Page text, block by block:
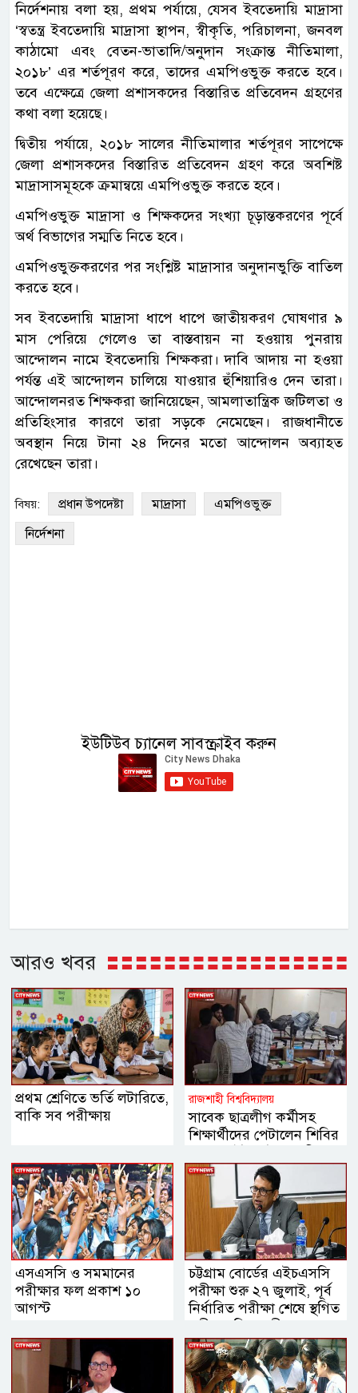
নির্দেশনায় বলা হয়, প্রথম পর্যায়ে, যেসব ইবতেদায়ি মাদ্রাসা
‌‘স্বতন্ত্র ইবতেদায়ি মাদ্রাসা স্থাপন, স্বীকৃতি, পরিচালনা, জনবল
কাঠামো এবং বেতন-ভাতাদি/অনুদান সংক্রান্ত নীতিমালা,
২০১৮’ এর শর্তপূরণ করে, তাদের এমপিওভুক্ত করতে হবে।
তবে এক্ষেত্রে জেলা প্রশাসকদের বিস্তারিত প্রতিবেদন গ্রহণের
কথা বলা হয়েছে।
দ্বিতীয় পর্যায়ে, ২০১৮ সালের নীতিমালার শর্তপূরণ সাপেক্ষে
জেলা প্রশাসকদের বিস্তারিত প্রতিবেদন গ্রহণ করে অবশিষ্ট
মাদ্রাসাসমূহকে ক্রমান্বয়ে এমপিওভুক্ত করতে হবে।
এমপিওভুক্ত মাদ্রাসা ও শিক্ষকদের সংখ্যা চূড়ান্তকরণের পূর্বে
অর্থ বিভাগের সম্মতি নিতে হবে।
এমপিওভুক্তকরণের পর সংশ্লিষ্ট মাদ্রাসার অনুদানভুক্তি বাতিল
করতে হবে।
সব ইবতেদায়ি মাদ্রাসা ধাপে ধাপে জাতীয়করণ ঘোষণার ৯
মাস পেরিয়ে গেলেও তা বাস্তবায়ন না হওয়ায় পুনরায়
আন্দোলন নামে ইবতেদায়ি শিক্ষকরা। দাবি আদায় না হওয়া
পর্যন্ত এই আন্দোলন চালিয়ে যাওয়ার হুঁশিয়ারিও দেন তারা।
আন্দোলনরত শিক্ষকরা জানিয়েছেন, আমলাতান্ত্রিক জটিলতা ও
প্রতিহিংসার কারণে তারা সড়কে নেমেছেন। রাজধানীতে
অবস্থান নিয়ে টানা ২৪ দিনের মতো আন্দোলন অব্যাহত
রেখেছেন তারা।
বিষয়: প্রধান উপদেষ্টা মাদ্রাসা
এমপিওভুক্ত
নির্দেশনা
ইউটিউব চ্যানেল সাবস্ক্রাইব করুন
আরও খবর
প্রথম শ্রেণিতে ভর্তি লটারিতে,
বাকি সব পরীক্ষায়
রাজশাহী বিশ্ববিদ্যালয়
সাবেক ছাত্রলীগ কর্মীসহ
শিক্ষার্থীদের পেটালেন শিবির
এসএসসি ও সমমানের
পরীক্ষার ফল প্রকাশ ১০
আগস্ট
চট্টগ্রাম বোর্ডের এইচএসসি
পরীক্ষা শুরু ২৭ জুলাই, পূর্ব
নির্ধারিত পরীক্ষা শেষে স্থগিত
পরীক্ষা: শিক্ষামন্ত্রী